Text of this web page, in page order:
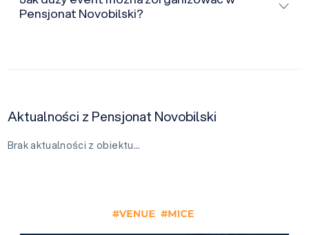
Pensjonat Novobilski?
Aktualności z Pensjonat Novobilski
Brak aktualności z obiektu…